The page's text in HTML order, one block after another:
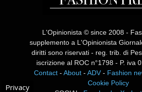
L'Opinionista © since 2008 -
supplemento a L'Opinionista
diritti sono riservati - reg. trib. di
iscrizione al ROC n°1798 - P. iva
Contact -About -ADV - Fashion
Cookie Policy
Privacy